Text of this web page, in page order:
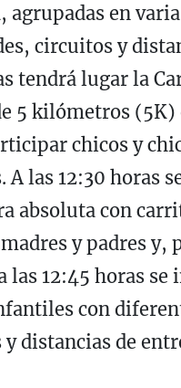
agrupadas en
circuitos y
tendrá lugar la
5 kilómetros (5K)
chicos y
A las 12:30 horas
absoluta con
y padres y,
las 12:45 horas se
con
y distancias de